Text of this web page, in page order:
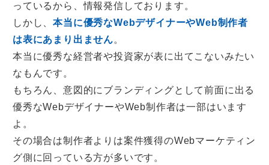
っているから、情報発信しております。
しかし、本当に優秀なWebデザイナーやWeb制作者
は表にあまり出ません。
本当に優秀な経営者や投資家が表に出てこないみたい
なもんです。
もちろん、意図的にブランディングとして前面に出る
優秀なWebデザイナーやWeb制作者は一部はいます
よ。
その場合は制作者よりは案件獲得のWebマーケティン
グ側に回っている方が多いです。